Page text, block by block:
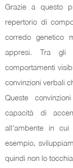
Grazie a questo
repertorio di
corredo genetico
appresi. Tra gli
comportamenti
convinzioni verbali
Queste
capacità di
all'ambente in
esempio,
quindi non lo